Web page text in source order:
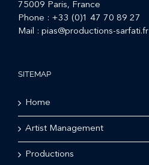
75009 Paris, France
Phone : +33 (0)1 47 70 89 27
Mail : pias@productions-sarfati.fr
SITEMAP
Home
Artist Management
Productions